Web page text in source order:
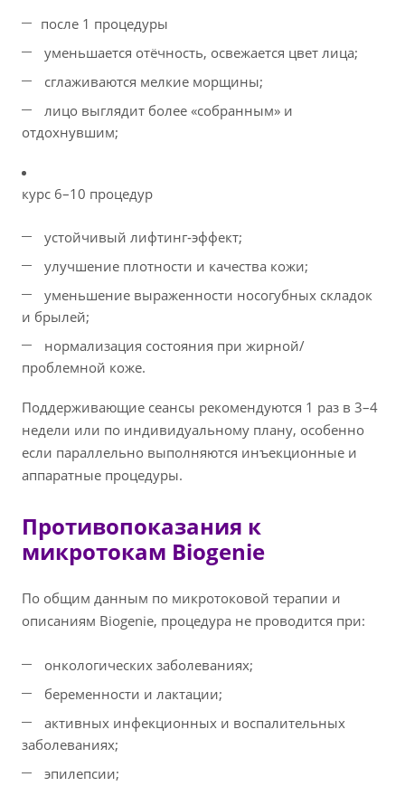
после 1 процедуры
уменьшается отёчность, освежается цвет лица;
сглаживаются мелкие морщины;
лицо выглядит более «собранным» и
отдохнувшим;
курс 6–10 процедур
устойчивый лифтинг‑эффект;
улучшение плотности и качества кожи;
уменьшение выраженности носогубных складок
и брылей;
нормализация состояния при жирной/
проблемной коже.
Поддерживающие сеансы рекомендуются 1 раз в 3–4
недели или по индивидуальному плану, особенно
если параллельно выполняются инъекционные и
аппаратные процедуры.
Противопоказания к
микротокам Biogenie
По общим данным по микротоковой терапии и
описаниям Biogenie, процедура не проводится при:
онкологических заболеваниях;
беременности и лактации;
активных инфекционных и воспалительных
заболеваниях;
эпилепсии;